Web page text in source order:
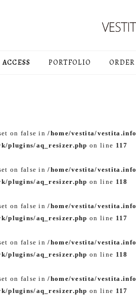
ACCESS PORTFOLIO
on false in/home/vestita/
plugins/aq_resizer.php on line 117
on false in/home/vestita/
plugins/aq_resizer.php on line 118
on false in/home/vestita/
plugins/aq_resizer.php on line 117
on false in/home/vestita/
plugins/aq_resizer.php on line 118
on false in/home/vestita/
plugins/aq_resizer.php on line 117